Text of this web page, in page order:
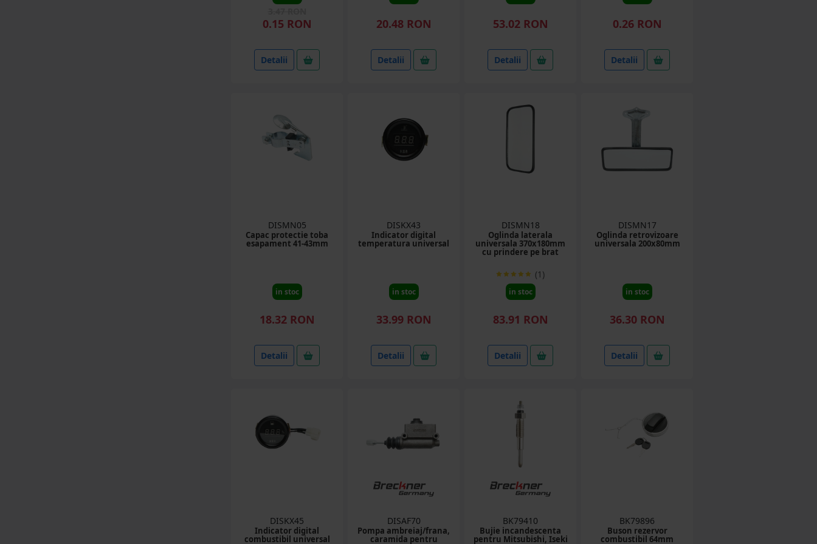
0.15 RON
Detalii
20.48 RON
Detalii
53.02 RON
Detalii
0.26 RON
Detalii
DISMN05
Capac protectie toba
esapament 41-43mm
in stoc
18.32 RON
Detalii
DISKX43
Indicator digital
temperatura universal
in stoc
33.99 RON
Detalii
DISMN18
Oglinda laterala
universala 370x180mm
cu prindere pe brat
(1)
in stoc
83.91 RON
Detalii
DISMN17
Oglinda retrovizoare
universala 200x80mm
in stoc
36.30 RON
Detalii
DISKX45
Indicator digital
combustibil universal
DISAF70
Pompa ambreiaj/frana,
caramida pentru
BK79410
Bujie incandescenta
pentru Mitsubishi, Iseki
BK79896
Buson rezervor
combustibil 64mm